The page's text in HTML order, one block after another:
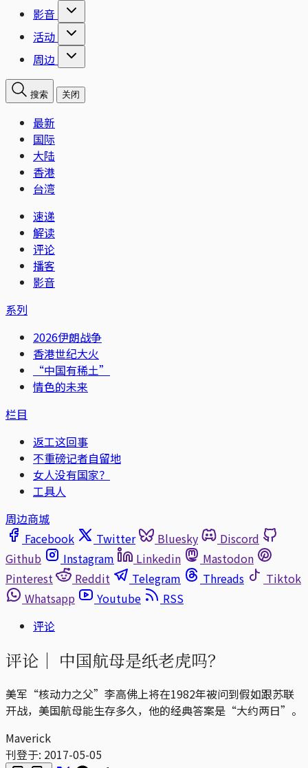
影音
活动
周边
搜索 关闭
最新
国际
大陆
香港
台湾
速递
解读
评论
播客
影音
系列
2026伊朗战争
香港世纪大火
“中国有稀土”
情色的未来
栏目
返工这回事
不重磅记者自留地
女人没有国家？
工具人
周边商城
Facebook
Twitter Bluesky
Discord
Github
Instagram Linkedin
Mastodon
Pinterest
Reddit Telegram Threads
Tiktok
Whatsapp
Youtube
RSS
评论
评论｜ 中国航母是纸老虎吗？
美军“核动力之父”李高佛上将在1982年被问到假如跟苏联
开战，美国航母能生存多久，他的经典答案是“大约两日”。
Maverick
刊登于: 2017-05-05